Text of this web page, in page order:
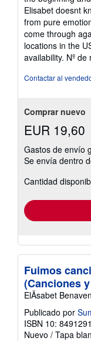
Elisabet doesnt
from pure
come through
locations in the
availability. Nº
Contactar al
Comprar nuevo
EUR 19,60
Gastos de envío
Se envía dentro
Cantidad
Fuimos
(Canciones
ElÃ­sabet
Publicado por
ISBN 10:
Nuevo / Tapa